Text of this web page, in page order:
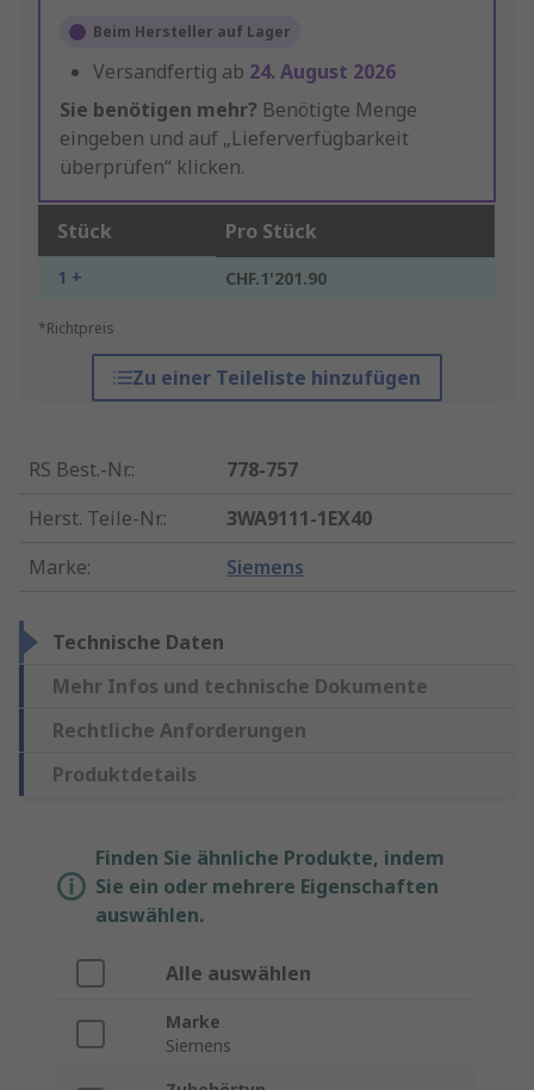
Beim Hersteller auf Lager
Versandfertig ab 24. August 2026
Sie benötigen mehr? Benötigte Menge
eingeben und auf „Lieferverfügbarkeit
überprüfen“ klicken.
Stück Pro Stück
1 + CHF.1'201.90
*Richtpreis
Zu einer Teileliste hinzufügen
RS Best.-Nr.:
778-757
Herst. Teile-Nr.:
3WA9111-1EX40
Marke: Siemens
Technische Daten
Mehr Infos und technische Dokumente
Rechtliche Anforderungen
Produktdetails
Finden Sie ähnliche Produkte, indem
Sie ein oder mehrere Eigenschaften
auswählen.
Alle auswählen
Marke
Siemens